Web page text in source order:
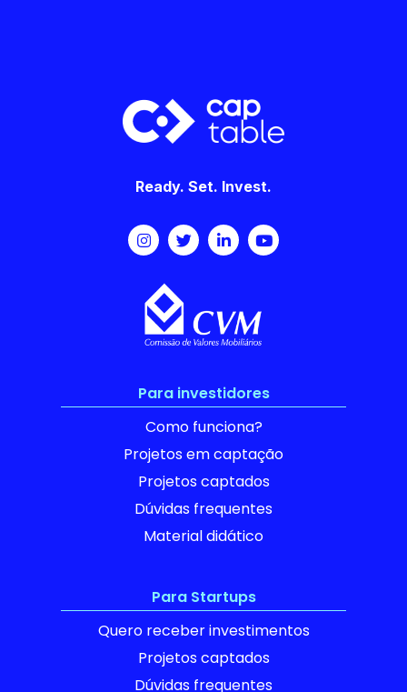
Ready. Set. Invest.
Para investidores
Como funciona?
Projetos em captação
Projetos captados
Dúvidas frequentes
Material didático
Para Startups
Quero receber investimentos
Projetos captados
Dúvidas frequentes